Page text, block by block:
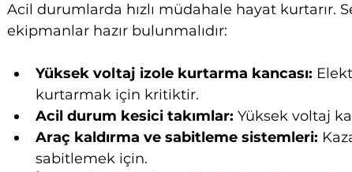
Acil durumlarda hızlı müdahale hayat kurtarır.
ekipmanlar hazır bulunmalıdır:
Yüksek voltaj izole kurtarma kancası:
kurtarmak için kritiktir.
Acil durum kesici takımlar: Yüksek voltaj
Araç kaldırma ve sabitleme sistemleri:
sabitlemek için.